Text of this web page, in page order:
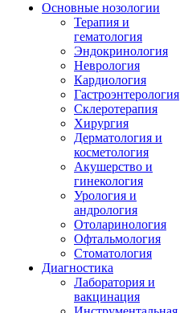
Основные нозологии
Терапия и
гематология
Эндокринология
Неврология
Кардиология
Гастроэнтерология
Склеротерапия
Хирургия
Дерматология и
косметология
Акушерство и
гинекология
Урология и
андрология
Отоларинология
Офтальмология
Стоматология
Диагностика
Лаборатория и
вакцинация